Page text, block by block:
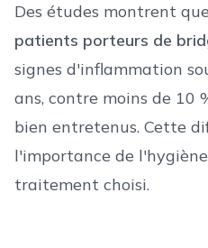
Des études montrent que
patients porteurs de
signes d'inflammation
ans, contre moins de 10
bien entretenus. Cette
l'importance de
traitement choisi.